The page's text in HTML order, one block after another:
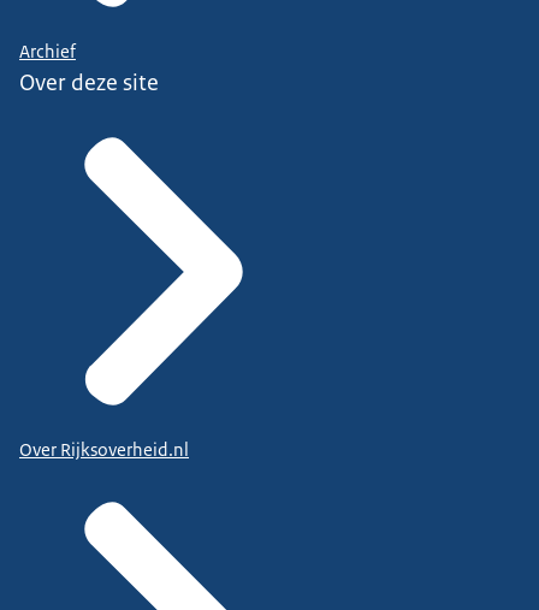
Archief
Over deze site
Over Rijksoverheid.nl